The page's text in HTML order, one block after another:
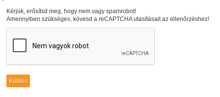
Kérjük, erősítsd meg, hogy nem vagy spamrobot!
Amennyiben szükséges, kövesd a reCAPTCHA utasításait az ellenőrzéshez!